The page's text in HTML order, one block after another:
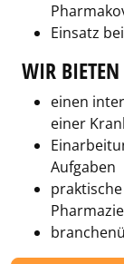
Einsatz
WIR BIETEN
einen
einer
Aufgaben
Pharmazie